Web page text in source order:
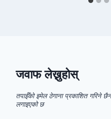
जवाफ लेख्नुहोस्
तपाईँको इमेल ठेगाना प्रकाशित गरिने
लगाइएको छ